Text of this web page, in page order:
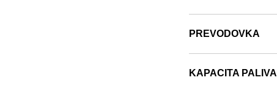
PREVODOVKA
KAPACITA PALIVA